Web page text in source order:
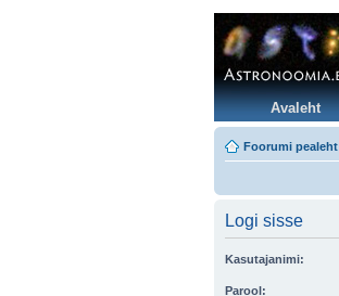
Avaleht
Foorumi pealeht
Logi sisse
Kasutajanimi:
Parool: